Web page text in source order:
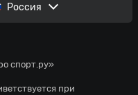
спорт.ру»
при
Россия